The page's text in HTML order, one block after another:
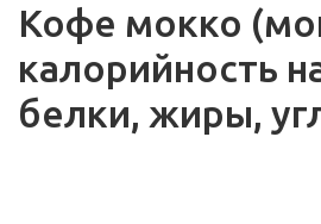
Кофе мокко
калорийность
белки, жиры,